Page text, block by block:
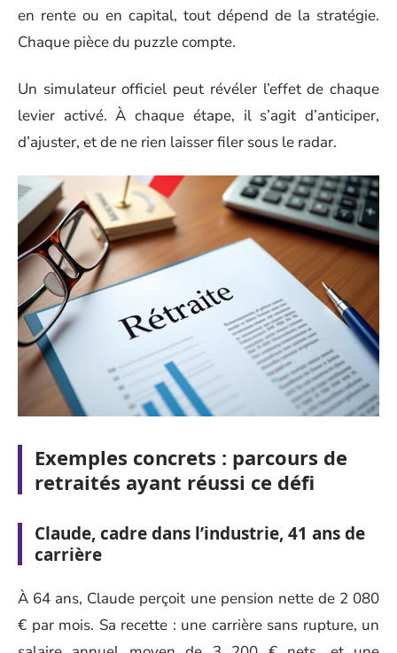
en rente ou en capital, tout dépend de la stratégie.
Chaque pièce du puzzle compte.
Un simulateur officiel peut révéler l’effet de chaque
levier activé. À chaque étape, il s’agit d’anticiper,
d’ajuster, et de ne rien laisser filer sous le radar.
Exemples concrets : parcours de
retraités ayant réussi ce défi
Claude, cadre dans l’industrie, 41 ans de
carrière
À 64 ans, Claude perçoit une pension nette de 2 080
€ par mois. Sa recette : une carrière sans rupture, un